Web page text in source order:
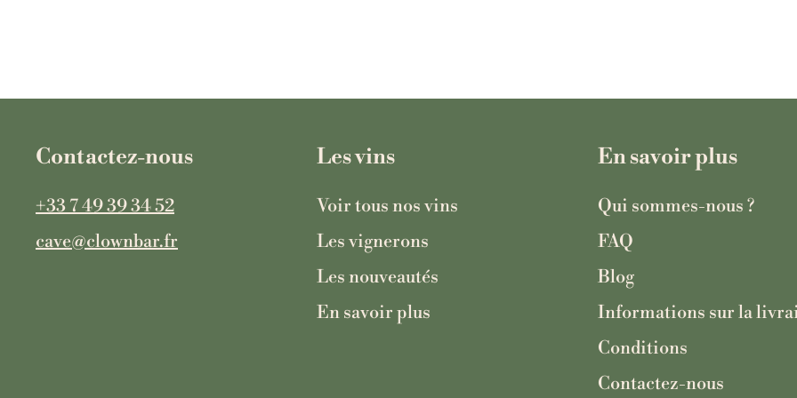
Contactez-nous
+33 7 49 39 34 52
cave@clownbar.fr
Les vins
Voir tous nos vins
Les vignerons
Les nouveautés
En savoir plus
En savoir plus
Qui sommes-nous ?
FAQ
Blog
Informations sur la
Conditions
Contactez-nous